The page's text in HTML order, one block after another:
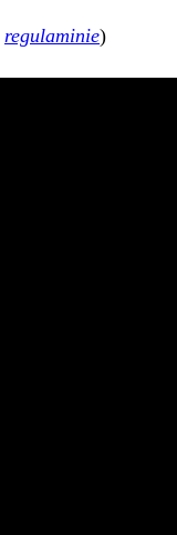
regulaminie)